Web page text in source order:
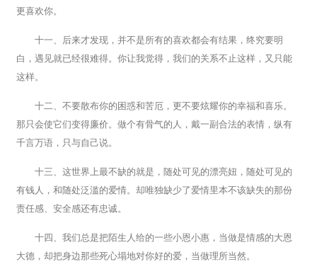
更喜欢你。
十一、后来才发现，并不是所有的喜欢都会有结果，终究要明
白，遇见就已经很难得。你让我觉得，我们的关系不止这样，又只能
这样。
十二、不要散布你的困惑和苦厄，更不要炫耀你的幸福和喜乐。
那只会使它们变得廉价。做个有骨气的人，戴一副合法的表情，纵有
千言万语，只与自己说。
十三、这世界上最不缺的就是，随处可见的漂亮妞，随处可见的
有钱人，和随处泛滥的爱情。却唯独缺少了爱情里本不该缺失的那份
责任感、安全感还有忠诚。
十四、我们总是把陌生人给的一些小恩小惠，当做是情感的大恩
大德，却把身边那些死心塌地对你好的爱，当做理所当然。